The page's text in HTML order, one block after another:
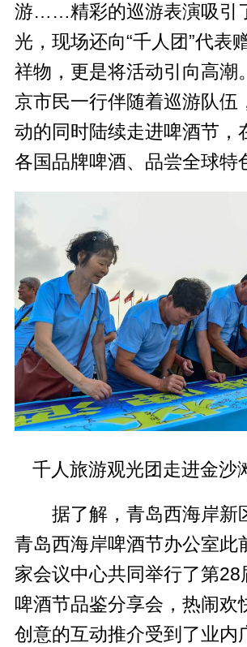
游……精彩的巡游表演吸引
光，现场还向“千人团”代表
祥物，更是将活动引向高潮
京市民一行伴随着巡游队伍
动的同时陆续走进啤酒节，
各国品牌啤酒、品尝全球特
千人旅游观光团走进金沙
据了解，青岛西海岸新
青岛西海岸啤酒节办公室此
家会议中心共同举行了第28
啤酒节品鉴分享会，热闹欢
创意的互动推介受到了业内